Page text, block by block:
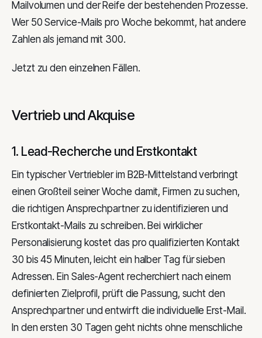
Mailvolumen und der Reife der bestehenden Prozesse.
Wer 50 Service-Mails pro Woche bekommt, hat andere
Zahlen als jemand mit 300.
Jetzt zu den einzelnen Fällen.
Vertrieb und Akquise
1. Lead-Recherche und Erstkontakt
Ein typischer Vertriebler im B2B-Mittelstand verbringt
einen Großteil seiner Woche damit, Firmen zu suchen,
die richtigen Ansprechpartner zu identifizieren und
Erstkontakt-Mails zu schreiben. Bei wirklicher
Personalisierung kostet das pro qualifizierten Kontakt
30 bis 45 Minuten, leicht ein halber Tag für sieben
Adressen. Ein Sales-Agent recherchiert nach einem
definierten Zielprofil, prüft die Passung, sucht den
Ansprechpartner und entwirft die individuelle Erst-Mail.
In den ersten 30 Tagen geht nichts ohne menschliche